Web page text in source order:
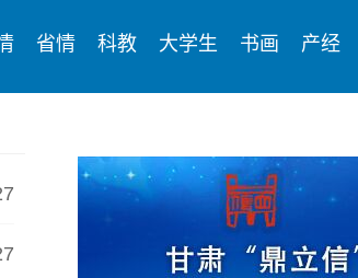
省情 科教 大学生 书画 产经